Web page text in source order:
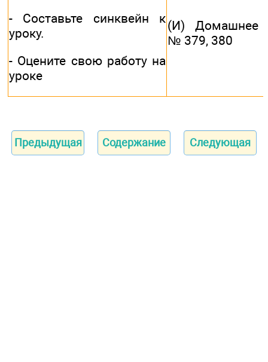
- Составьте синквейн к
уроку.
- Оцените свою работу на
уроке
(И) Домашнее
№ 379, 380
Предыдущая Содержание Следующая